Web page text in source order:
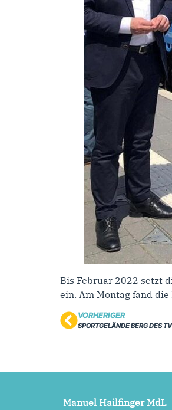
Bis Februar 2022 setzt
ein. Am Montag fand
VORHERIGER
SPORTGELÄNDE BERG DES
Manuel Hailfinger MdL